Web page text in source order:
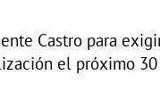
Castro para
el próximo